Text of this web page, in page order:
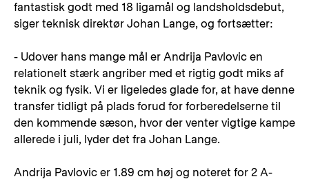
fantastisk godt med 18 ligamål og landsholdsdebut,
siger teknisk direktør Johan Lange, og fortsætter:
- Udover hans mange mål er Andrija Pavlovic en
relationelt stærk angriber med et rigtig godt miks af
teknik og fysik. Vi er ligeledes glade for, at have denne
transfer tidligt på plads forud for forberedelserne til
den kommende sæson, hvor der venter vigtige kampe
allerede i juli, lyder det fra Johan Lange.
Andrija Pavlovic er 1.89 cm høj og noteret for 2 A-